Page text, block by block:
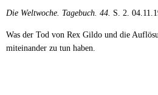
Aktuell.
Person.
Die Weltwoche. Tagebuch. 44. S. 2.
Was der Tod von Rex Gildo und die
miteinander zu tun haben.